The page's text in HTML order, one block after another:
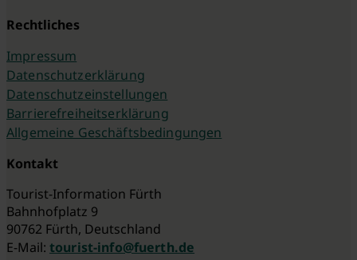
Rechtliches
Impressum
Datenschutzerklärung
Datenschutzeinstellungen
Barrierefreiheitserklärung
Allgemeine Geschäftsbedingungen
Kontakt
Tourist-Information Fürth
Bahnhofplatz 9
90762 Fürth, Deutschland
E-Mail: tourist-info@fuerth.de